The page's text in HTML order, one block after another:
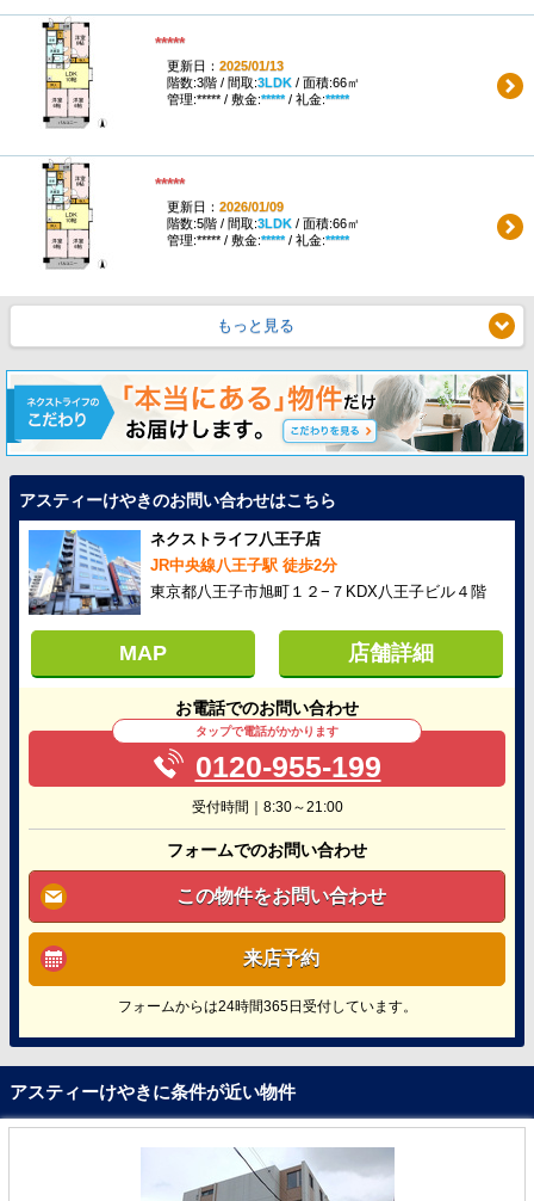
*****
更新日： 2025/01/13
階数:3階 / 間取:3LDK/ 面積:66㎡
管理:***** / 敷金:*****/ 礼金:*****
*****
更新日： 2026/01/09
階数:5階 / 間取:3LDK/ 面積:66㎡
管理:***** / 敷金:*****/ 礼金:*****
もっと見る
アスティーけやきのお問い合わせはこちら
ネクストライフ八王子店
JR中央線八王子駅 徒歩2分
東京都八王子市旭町１２−７KDX八王子ビル４階
MAP 店舗詳細
お電話でのお問い合わせ
タップで電話がかかります
0120-955-199
受付時間｜8:30～21:00
フォームでのお問い合わせ
この物件をお問い合わせ
来店予約
フォームからは24時間365日受付しています。
アスティーけやきに条件が近い物件